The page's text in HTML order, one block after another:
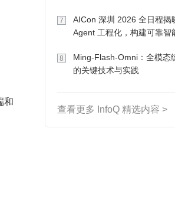
和
7
AICon 深圳 2026 全日程揭
Agent 工程化，构建可靠智
8
Ming-Flash-Omni：全模态
的关键技术与实践
查看更多 InfoQ 精选内容 >